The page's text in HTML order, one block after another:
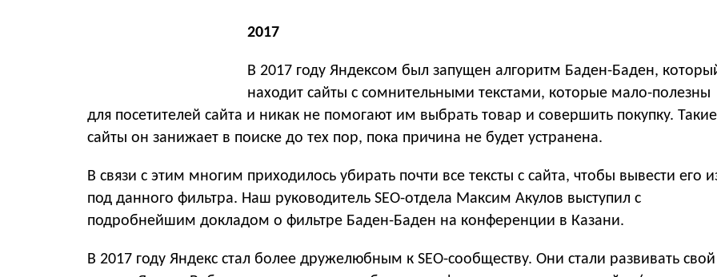
2017
В 2017 году Яндексом был запущен алгоритм Баден-Баден,
находит сайты с сомнительными текстами, которые мало-полезны
для посетителей сайта и никак не помогают им выбрать товар и совершить покупку. Такие
сайты он занижает в поиске до тех пор, пока причина не будет устранена.
В связи с этим многим приходилось убирать почти все тексты с сайта, чтобы вывести его
под данного фильтра. Наш руководитель SEO-отдела Максим Акулов выступил с
подробнейшим докладом о фильтре Баден-Баден на конференции в Казани.
В 2017 году Яндекс стал более дружелюбным к SEO-сообществу. Они стали развивать свой